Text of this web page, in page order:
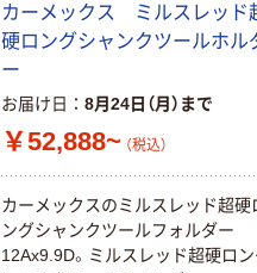
カー メ ック ス ミ ル ス レ ッ ド
硬ロ ングシャ ンクツールホル
ー
お届け日 8月24日（月）まで
￥52,888~ （税込）
カー メ ック スのミ ルス レッ ド超硬
ングシャ ンクツールフ ォ ルダー
1 2Ax9 9D。 ミ ルス レッ ド超硬ロ ン